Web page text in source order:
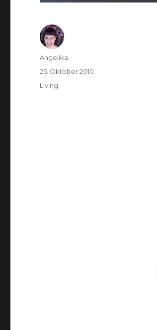
Autor
Angelika
Veröffentlicht
am
25. Oktober 2010
Kategorien
Living